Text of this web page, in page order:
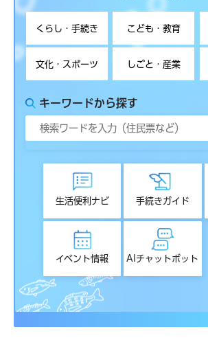
くらし・手続き こども・教育
文化・スポーツ しごと・産業
キーワードから探す
生活便利ナビ 手続きガイド
イベント情報 AIチャットボット